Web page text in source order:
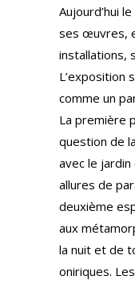
Aujourd’hui
ses œuvres,
installations,
L’exposition
comme un
La première
question de
avec le
allures de
deuxième
aux
la nuit et de
oniriques.